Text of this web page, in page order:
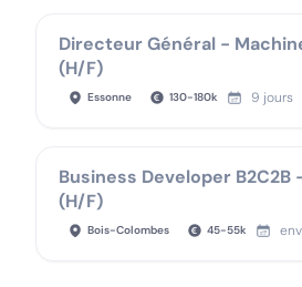
Directeur Général -
(H/F)
Essonne 130-180k 9 jours
Business Developer
(H/F)
Bois-Colombes 45-55k